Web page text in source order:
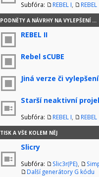
Subfóra: REBEL I REBEL
PODNĚTY A NÁVRHY NA VYLEPŠENÍ ...
REBEL II
Rebel sCUBE
Jiná verze či
Starší neaktivní
Subfóra: REBEL I REBEL
TISK A VŠE KOLEM NĚJ
Slicry
Subfóra: Slic3r(PE)
Další generátory G kódu